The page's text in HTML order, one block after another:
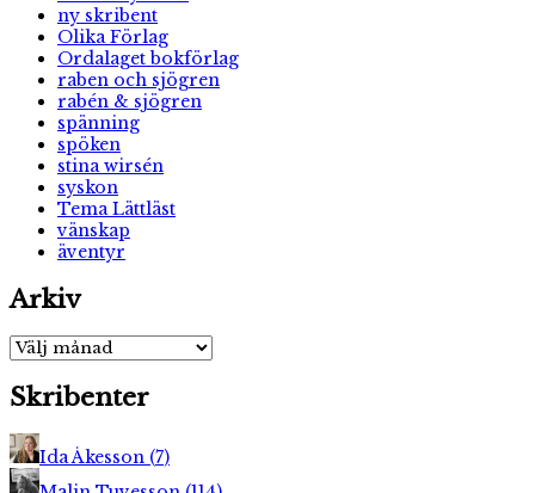
ny skribent
Olika Förlag
Ordalaget bokförlag
raben och sjögren
rabén & sjögren
spänning
spöken
stina wirsén
syskon
Tema Lättläst
vänskap
äventyr
Arkiv
Arkiv
Skribenter
Ida Åkesson (7)